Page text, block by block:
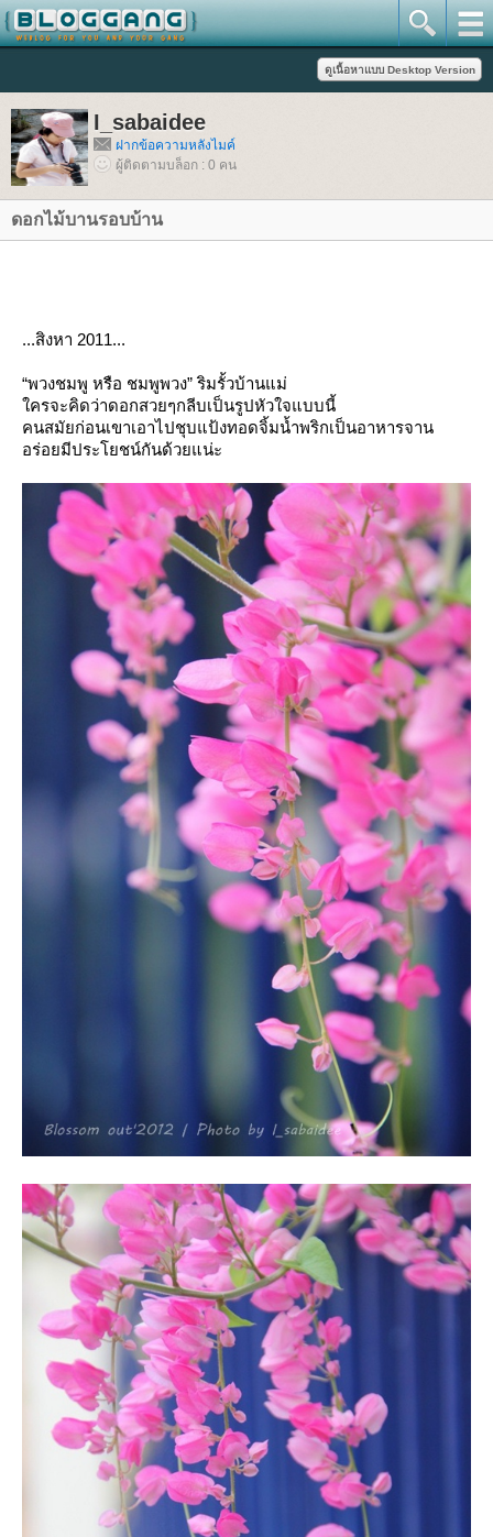
I_sabaidee
ฝากข้อความหลังไมค์
ผู้ติดตามบล็อก : 0 คน
ดอกไม้บานรอบบ้าน
...สิงหา 2011...
“พวงชมพู หรือ ชมพูพวง” ริมรั้วบ้านแม่
ครจะคิดว่าดอกสวยๆกลีบเป็นรูปหัวใจแบบนี้
คนสมัยก่อนเขาเอาไปชุบแป้งทอดจิ้มน้ำพริกเป็นอาหารจาน
อร่อยมีประโยชน์กันด้วยแน่ะ